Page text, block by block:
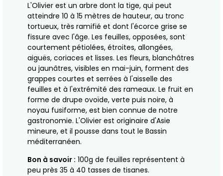
L'Olivier est un arbre dont la tige, qui peut
atteindre 10 à 15 mètres de hauteur, au tronc
tortueux, très ramifié et dont l'écorce grise se
fissure avec l'âge. Les feuilles, opposées, sont
courtement pétiolées, étroites, allongées,
aiguës, coriaces et lisses. Les fleurs, blanchâtres
ou jaunâtres, visibles en mai-juin, forment des
grappes courtes et serrées à l'aisselle des
feuilles et à l'extrémité des rameaux. Le fruit en
forme de drupe ovoïde, verte puis noire, à
noyau fusiforme, est bien connue de notre
gastronomie. L'Olivier est originaire d'Asie
mineure, et il pousse dans tout le Bassin
méditerranéen.
Bon à savoir : 100g de feuilles représentent à
peu près 35 à 40 tasses de tisanes.